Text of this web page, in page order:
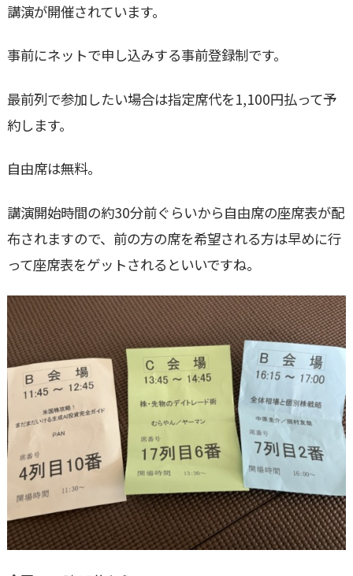
講演が開催されています。
事前にネットで申し込みする事前登録制です。
最前列で参加したい場合は指定席代を1,100円払って予
約します。
自由席は無料。
講演開始時間の約30分前ぐらいから自由席の座席表が配
布されますので、前の方の席を希望される方は早めに行
って座席表をゲットされるといいですね。